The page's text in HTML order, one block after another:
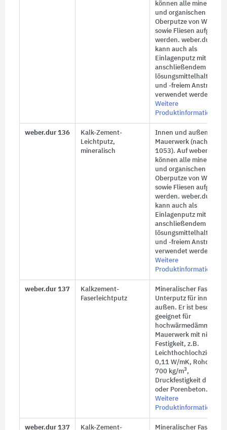
können alle
und organischen
Oberputze von Weber
sowie Fliesen
werden. weber.dur 135
kann auch als
Einlagenputz mit
anschließendem
lösungsmittelhaltigem
und -freiem Anstrich
verwendet werden.
Weitere
Produktinformationen
weber.dur 136
Kalk-Zement-
Leichtputz,
mineralisch
Innen und außen, auf
Mauerwerk (nach DIN
1053). Auf weber.dur
können alle
und organischen
Oberputze von Weber
sowie Fliesen
werden. weber.dur 136
kann auch als
Einlagenputz mit
anschließendem
lösungsmittelhaltigem
und -freiem Anstrich
verwendet werden.
Weitere
Produktinformationen
weber.dur 137
Kalkzement-
Faserleichtputz
Mineralischer
Unterputz für innen
außen. Er ist besonders
geeignet für
hochwärmedämmendes
Mauerwerk mit
Festigkeit, z.B.
Leichthochlochziegel (
0,11 W/mK, Rohdichte
700 kg/m3 ,
Druckfestigkeit d < 10)
oder Porenbeton.
Weitere
Produktinformationen
weber.dur 137
Kalk-Zement-
Mineralischer